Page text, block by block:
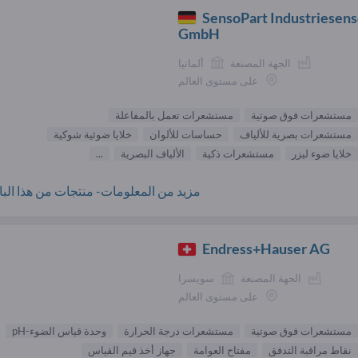
SensoPart
GmbH
الجهة المصنعة
ألمانيا
على مستوى العالم
مستشعرات فوق صوتية
مستشعرات تعمل بالمفاعلة
مستشعرات بصرية للألياف
حساسات للألوان
خلايا ضوئية شوكية
خلايا ضوء ليزر
مستشعرات ذكية الألياف البصرية ...
مزيد من المعلومات- منتجات من هذا
Endress+Hauser AG
الجهة المصنعة
سويسرا
على مستوى العالم
مستشعرات فوق صوتية مستشعرات درجة الحرارة
وحدة قياس الضوء-pH
نقاط مراقبة التدفق
مفتاح العوامة جهاز أخذ قيم القياس